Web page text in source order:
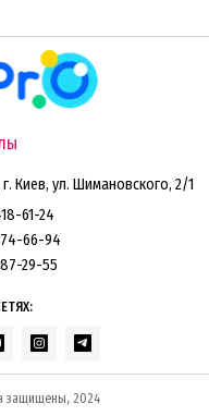
Киев, ул. Шимановского, 2/1
61-24
66-94
29-55
защищены, 2024